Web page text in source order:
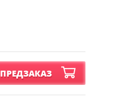
ПРЕДЗАКАЗ